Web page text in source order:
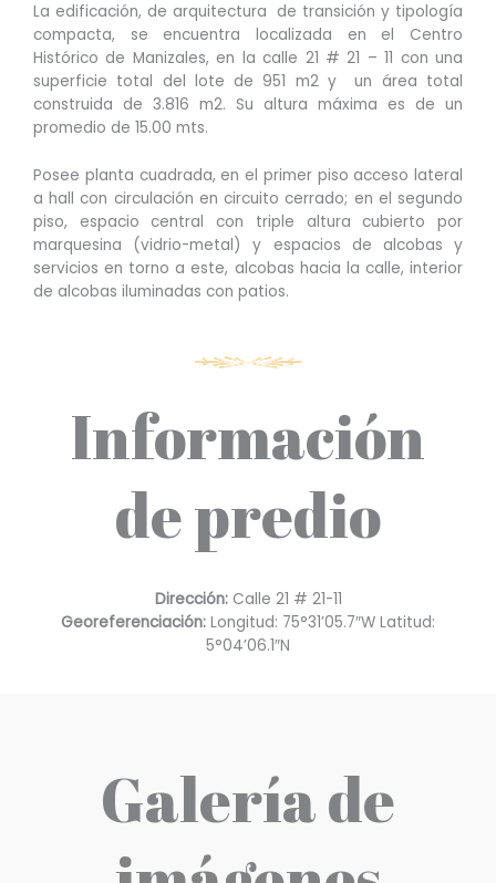
La edificación, de arquitectura de transición y tipología
compacta, se encuentra localizada en el Centro
Histórico de Manizales, en la calle 21 # 21 – 11 con una
superficie total del lote de 951 m2 y un área total
construida de 3.816 m2. Su altura máxima es de un
promedio de 15.00 mts.
Posee planta cuadrada, en el primer piso acceso lateral
a hall con circulación en circuito cerrado; en el segundo
piso, espacio central con triple altura cubierto por
marquesina (vidrio-metal) y espacios de alcobas y
servicios en torno a este, alcobas hacia la calle, interior
de alcobas iluminadas con patios.
Información
de predio
Dirección:Calle 21 # 21-11
Georeferenciación: Longitud: 75°31’05.7″W Latitud:
5°04’06.1″N
Galería de